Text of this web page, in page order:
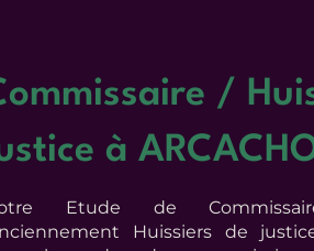
/
à
Etude de
Huissiers de